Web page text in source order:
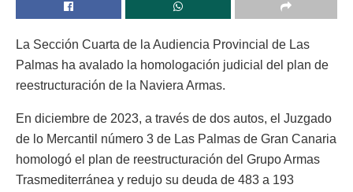
La Sección Cuarta de la Audiencia Provincial de Las
Palmas ha avalado la homologación judicial del plan de
reestructuración de la Naviera Armas.
En diciembre de 2023, a través de dos autos, el Juzgado
de lo Mercantil número 3 de Las Palmas de Gran Canaria
homologó el plan de reestructuración del Grupo Armas
Trasmediterránea y redujo su deuda de 483 a 193